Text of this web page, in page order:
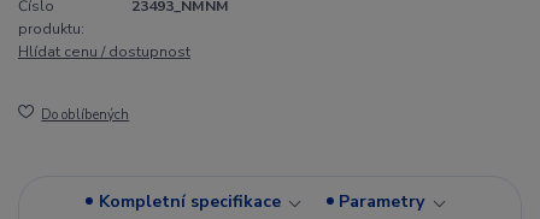
Číslo
produktu:
23493_NMNM
Hlídat cenu / dostupnost
Do oblíbených
Kompletní specifikace
Parametry